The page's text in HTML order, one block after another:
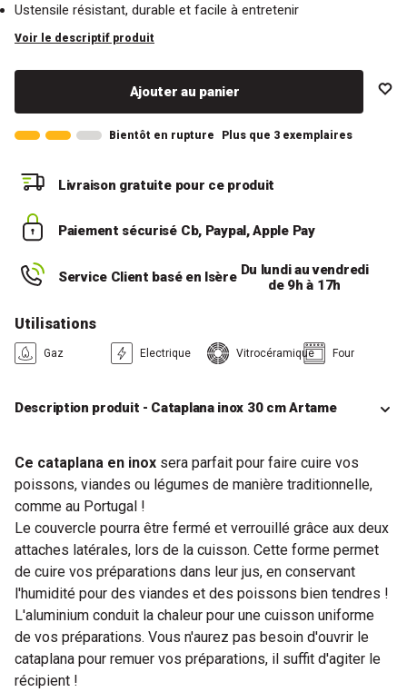
Ustensile résistant, durable et facile à entretenir
Voir le descriptif produit
Ajouter au panier
Bientôt en rupture Plus que 3 exemplaires
Livraison gratuite pour ce produit
Paiement sécurisé Cb, Paypal, Apple Pay
Service Client basé en Isère Du lundi au vendredi
de 9h à 17h
Utilisations
Gaz Electrique Vitrocéramique Four
Description produit - Cataplana inox 30 cm Artame
Ce cataplana en inox sera parfait pour faire cuire vos
poissons, viandes ou légumes de manière traditionnelle,
comme au Portugal !
Le couvercle pourra être fermé et verrouillé grâce aux deux
attaches latérales, lors de la cuisson. Cette forme permet
de cuire vos préparations dans leur jus, en conservant
l'humidité pour des viandes et des poissons bien tendres !
L'aluminium conduit la chaleur pour une cuisson uniforme
de vos préparations. Vous n'aurez pas besoin d'ouvrir le
cataplana pour remuer vos préparations, il suffit d'agiter le
récipient !